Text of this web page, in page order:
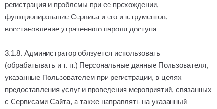
регистрация и проблемы при ее прохождении,
функционирование Сервиса и его инструментов,
восстановление утраченного пароля доступа.
3.1.8. Администратор обязуется использовать
(обрабатывать и т. п.) Персональные данные Пользователя,
указанные Пользователем при регистрации, в целях
предоставления услуг и проведения мероприятий, связанных
с Сервисами Сайта, а также направлять на указанный